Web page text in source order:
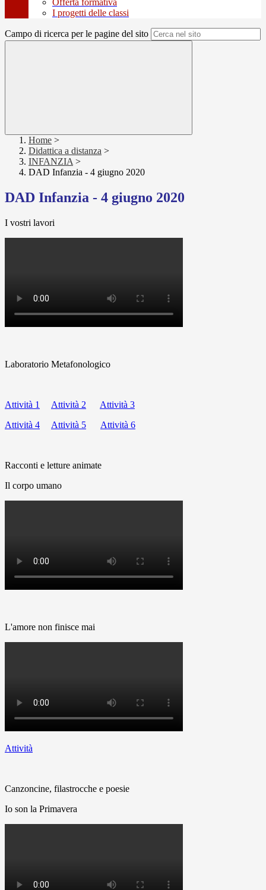
Offerta formativa
I progetti delle classi
Campo di ricerca per le pagine del sito
Home >
Didattica a distanza >
INFANZIA >
DAD Infanzia - 4 giugno 2020
DAD Infanzia - 4 giugno 2020
I vostri lavori
Laboratorio Metafonologico
Attività 1 Attività 2
Attività 3
Attività 4
Attività 5 Attività 6
Racconti e letture animate
Il corpo umano
L'amore non finisce mai
Attività
Canzoncine, filastrocche e poesie
Io son la Primavera